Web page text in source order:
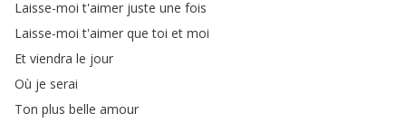
Laisse-moi t'aimer juste une fois
Laisse-moi t'aimer que toi et moi
Et viendra le jour
Où je serai
Ton plus belle amour